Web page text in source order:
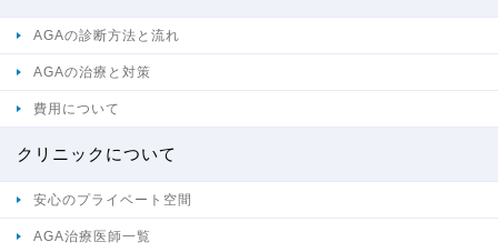
AGAの診断方法と流れ
AGAの治療と対策
費用について
クリニックについて
安心のプライベート空間
AGA治療医師一覧